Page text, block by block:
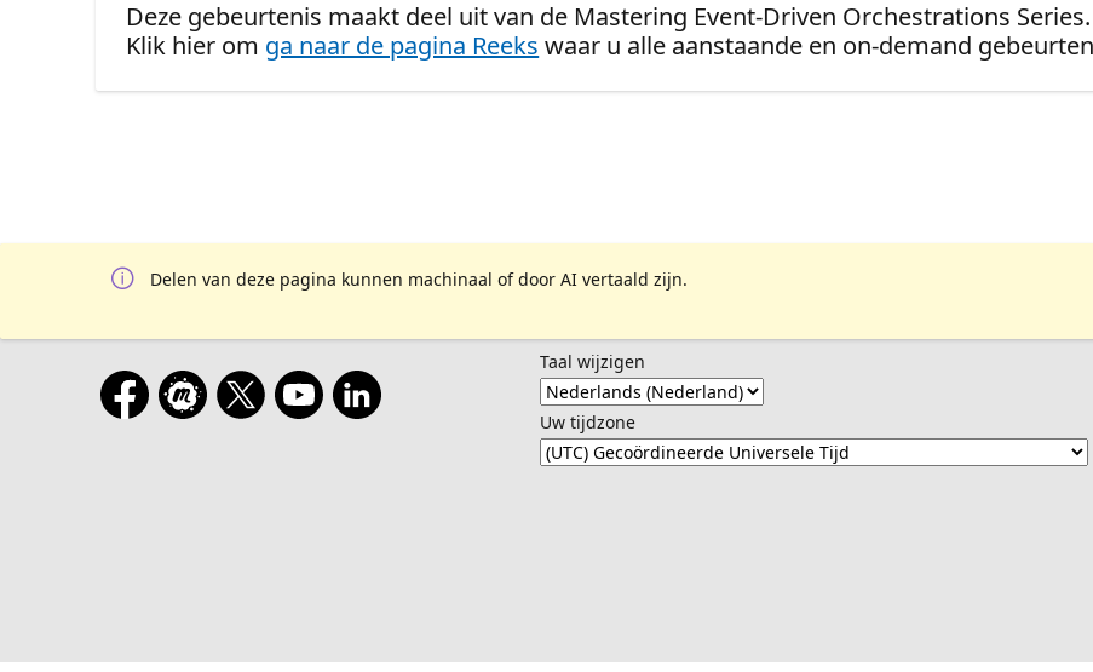
Deze gebeurtenis maakt deel uit van de Mastering Event-Driven Orchestrations Series.
Klik hier om ga naar de pagina Reeks waar u alle aanstaande en on-demand
Delen van deze pagina kunnen machinaal of door AI vertaald zijn.
Taal wijzigen
Uw tijdzone